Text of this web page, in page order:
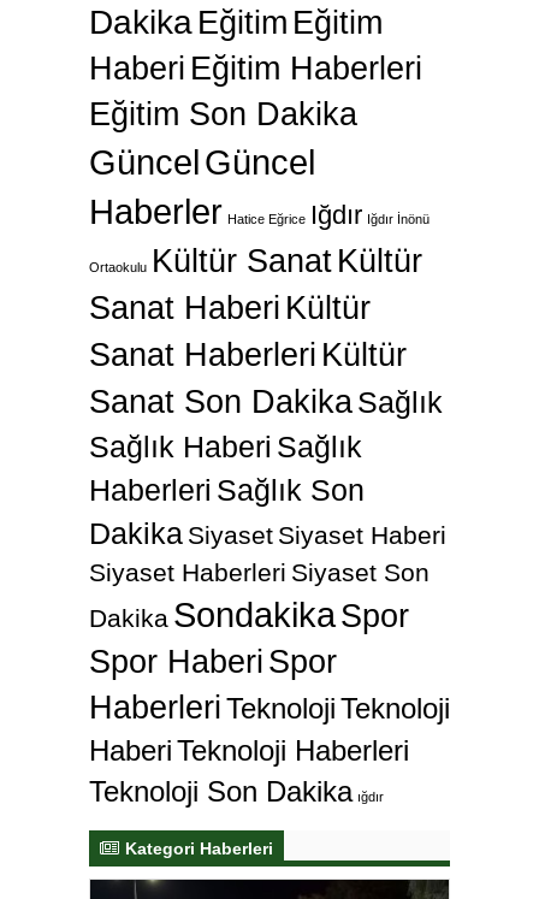
Dakika Eğitim Eğitim
Haberi Eğitim Haberleri
Eğitim Son Dakika
GüncelGüncel
Haberler Hatice Eğrice Iğdır Iğdır İnönü
Ortaokulu Kültür SanatKültür
Sanat Haberi Kültür
Sanat Haberleri Kültür
Sanat Son DakikaSağlık
Sağlık Haberi Sağlık
Haberleri Sağlık Son
Dakika Siyaset Siyaset Haberi
Siyaset Haberleri Siyaset Son
Dakika SondakikaSpor
Spor Haberi Spor
HaberleriTeknolojiTeknoloji
HaberiTeknoloji Haberleri
Teknoloji Son Dakika ığdır
Kategori Haberleri